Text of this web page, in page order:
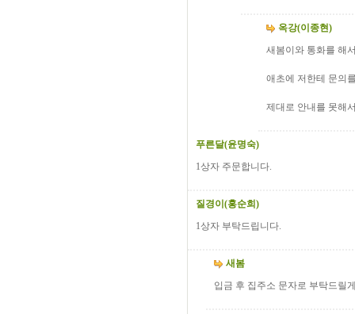
옥강(이종현)
새봄이와 통화를 해
애초에 저한테 문의
제대로 안내를 못해
푸른달(윤명숙)
1상자 주문합니다.
질경이(홍순희)
1상자 부탁드립니다.
새봄
입금 후 집주소 문자로 부탁드릴